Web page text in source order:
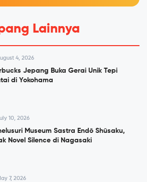
Lainnya
4, 2026
Jepang Buka Gerai Unik Tepi
di Yokohama
10, 2026
Museum Sastra Endō Shūsaku,
Novel Silence di Nagasaki
7, 2026